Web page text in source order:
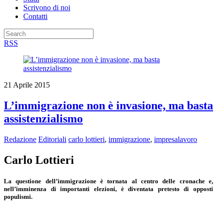
Scrivono di noi
Contatti
RSS
21 Aprile 2015
L’immigrazione non è invasione, ma basta
assistenzialismo
Redazione Editoriali carlo lottieri, immigrazione, impresalavoro
Carlo Lottieri
La questione dell’immigrazione è tornata al centro delle cronache e,
nell’imminenza di importanti elezioni, è diventata pretesto di opposti
populismi.